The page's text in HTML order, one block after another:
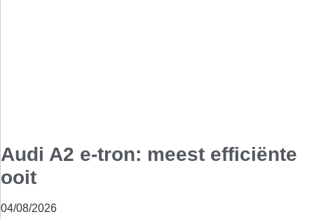
Audi A2 e-tron: meest efficiënte
ooit
04/08/2026